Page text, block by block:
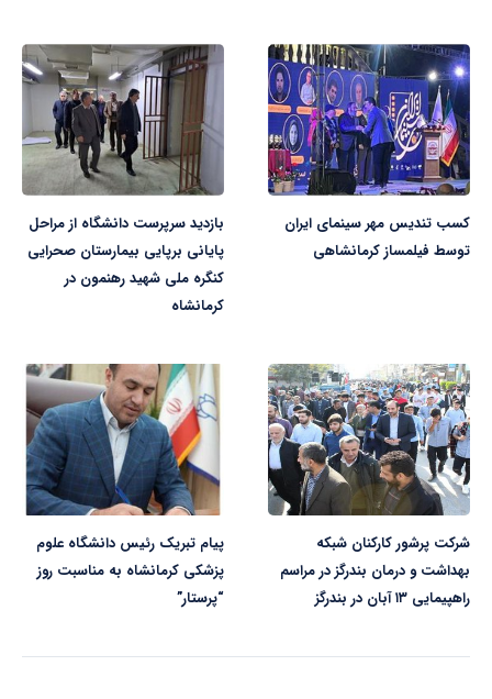
کسب تندیس مهر سینمای ایران
توسط فیلمساز کرمانشاهی
بازدید سرپرست دانشگاه از مراحل
پایانی برپایی بیمارستان صحرایی
کنگره ملی شهید رهنمون در
کرمانشاه
شرکت پرشور کارکنان شبکه
بهداشت و درمان بندرگز در مراسم
راهپیمایی ۱۳ آبان در بندرگز
پیام تبریک رئیس دانشگاه علوم
پزشکی کرمانشاه به مناسبت روز
“پرستار”